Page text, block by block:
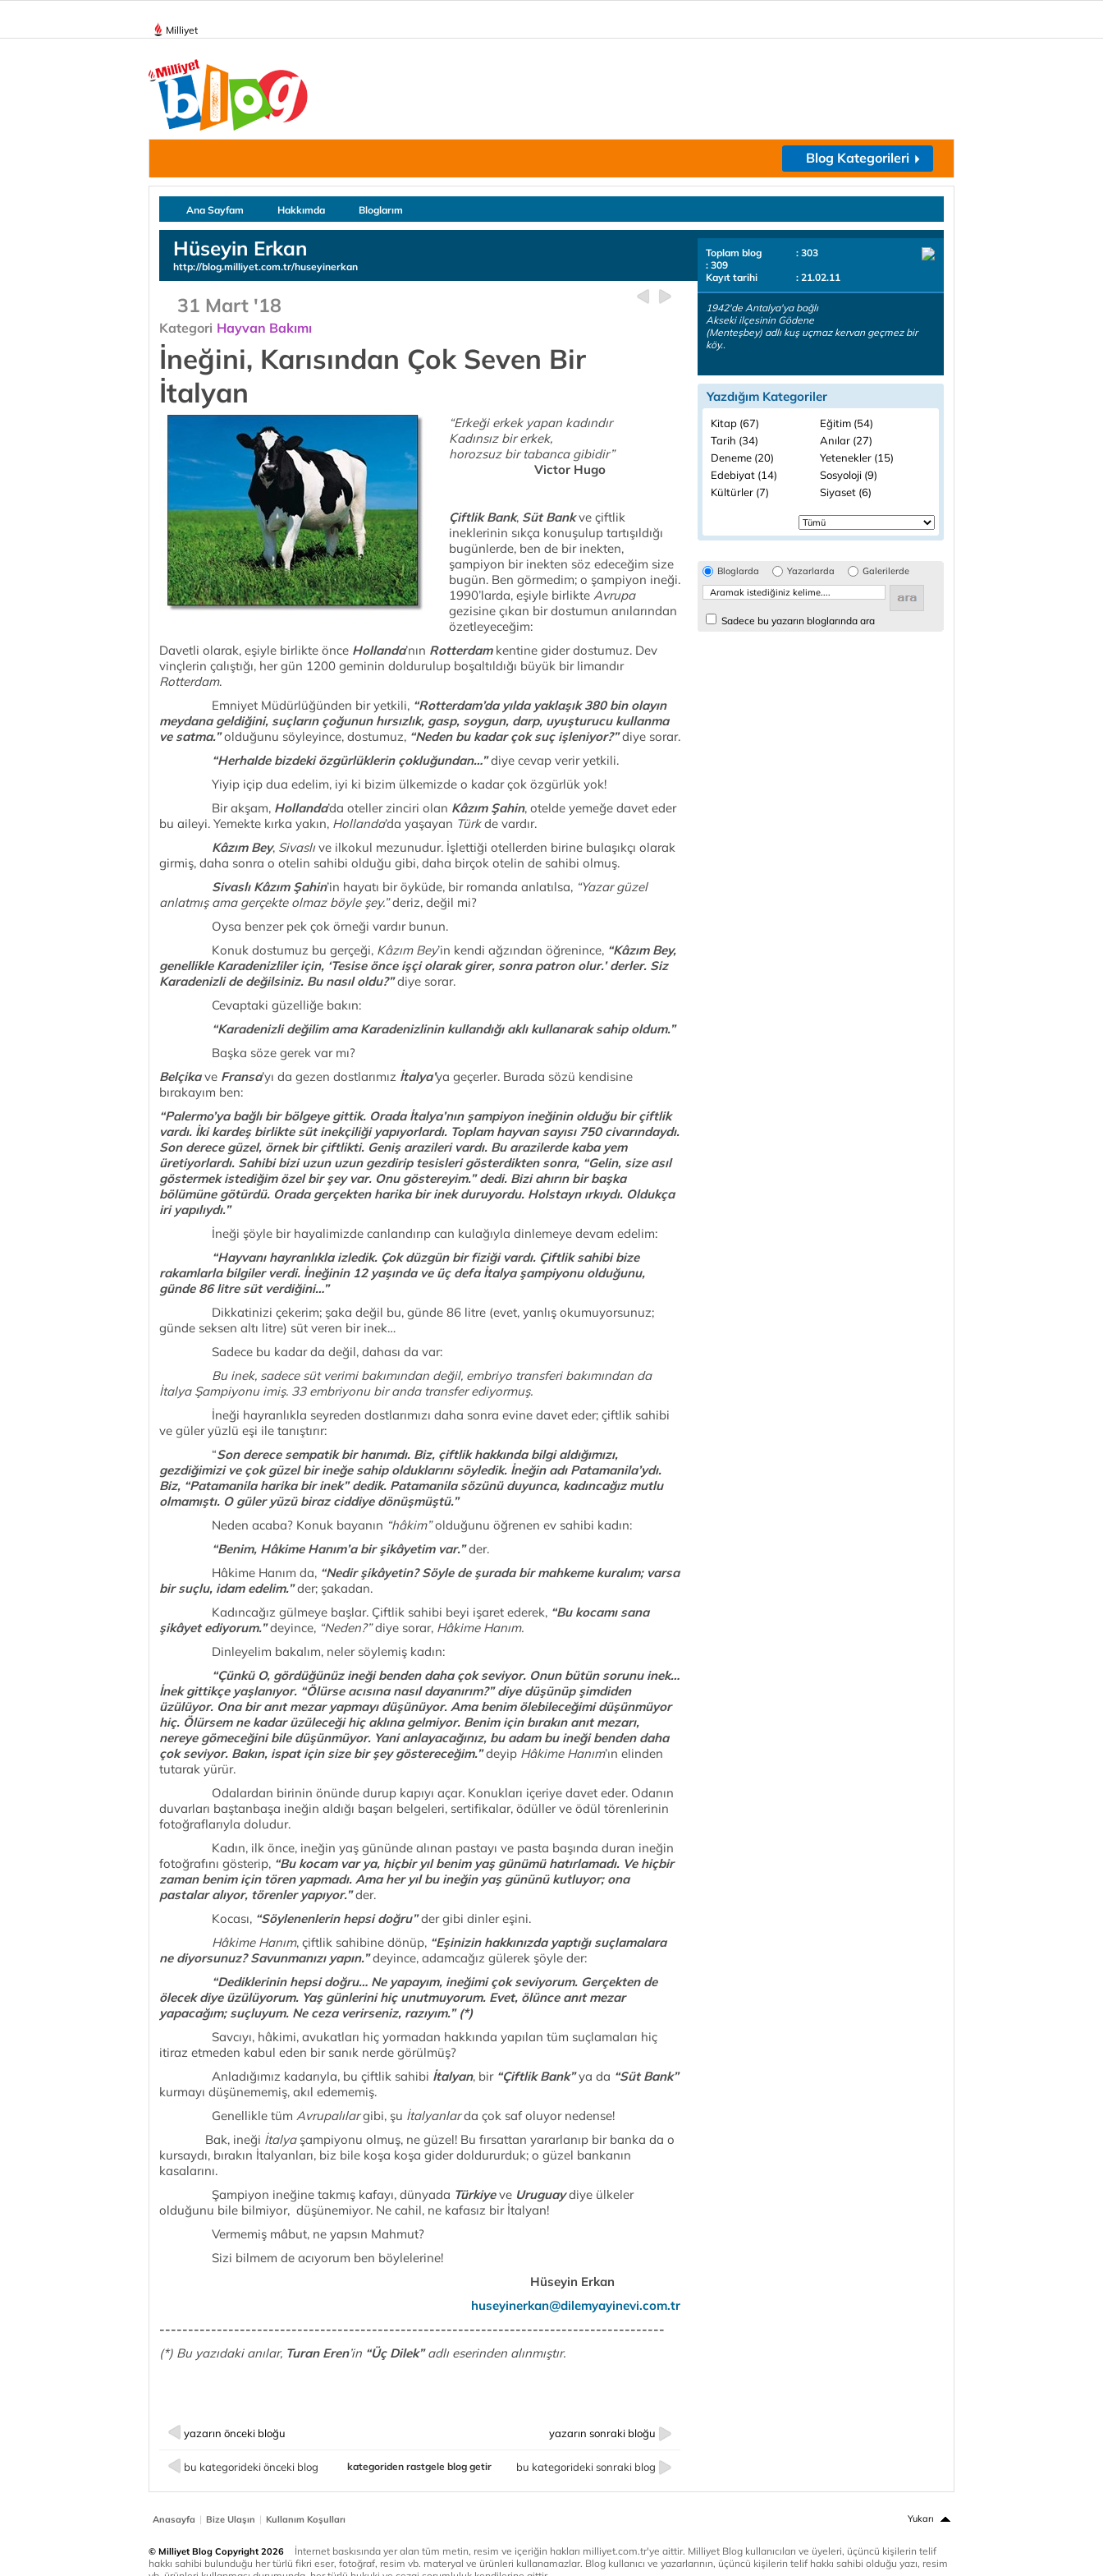
Milliyet
Blog Kategorileri
Ana Sayfam Hakkımda Bloglarım
Hüseyin Erkan
http://blog.milliyet.com.tr/huseyinerkan
31 Mart '18
Kategori Hayvan Bakımı
İneğini, Karısından Çok Seven Bir
İtalyan
“Erkeği erkek yapan kadındır
Kadınsız bir erkek,
horozsuz bir tabanca gibidir”
Victor Hugo
Çiftlik Bank, Süt Bankve çiftlik
ineklerinin sıkça konuşulup tartışıldığı
bugünlerde, ben de bir inekten,
şampiyon bir inekten söz edeceğim size
bugün. Ben görmedim; o şampiyon ineği.
1990’larda, eşiyle birlikte Avrupa
gezisine çıkan bir dostumun anılarından
özetleyeceğim:
Davetli olarak, eşiyle birlikte önce Hollanda’nın Rotterdamkentine gider dostumuz. Dev
vinçlerin çalıştığı, her gün 1200 geminin doldurulup boşaltıldığı büyük bir limandır
Rotterdam.
Emniyet Müdürlüğünden bir yetkili, “Rotterdam’da yılda yaklaşık 380 bin olayın
meydana geldiğini, suçların çoğunun hırsızlık, gasp, soygun, darp, uyuşturucu kullanma
ve satma.”olduğunu söyleyince, dostumuz, “Neden bu kadar çok suç işleniyor?”diye sorar.
“Herhalde bizdeki özgürlüklerin çokluğundan…”diye cevap verir yetkili.
Yiyip içip dua edelim, iyi ki bizim ülkemizde o kadar çok özgürlük yok!
Bir akşam, Hollanda’da oteller zinciri olan Kâzım Şahin, otelde yemeğe davet eder
bu aileyi. Yemekte kırka yakın, Hollanda’da yaşayan Türkde vardır.
Kâzım Bey, Sivaslı ve ilkokul mezunudur. İşlettiği otellerden birine bulaşıkçı olarak
girmiş, daha sonra o otelin sahibi olduğu gibi, daha birçok otelin de sahibi olmuş.
Sivaslı Kâzım Şahin’in hayatı bir öyküde, bir romanda anlatılsa, “Yazar güzel
anlatmış ama gerçekte olmaz böyle şey.”deriz, değil mi?
Oysa benzer pek çok örneği vardır bunun.
Konuk dostumuz bu gerçeği, Kâzım Bey’in kendi ağzından öğrenince, “Kâzım Bey,
genellikle Karadenizliler için, ‘Tesise önce işçi olarak girer, sonra patron olur.’ derler. Siz
Karadenizli de değilsiniz. Bu nasıl oldu?”diye sorar.
Cevaptaki güzelliğe bakın:
“Karadenizli değilim ama Karadenizlinin kullandığı aklı kullanarak sahip oldum.”
Başka söze gerek var mı?
Belçikave Fransa’yı da gezen dostlarımız İtalya’ya geçerler. Burada sözü kendisine
bırakayım ben:
“Palermo’ya bağlı bir bölgeye gittik. Orada İtalya’nın şampiyon ineğinin olduğu bir çiftlik
vardı. İki kardeş birlikte süt inekçiliği yapıyorlardı. Toplam hayvan sayısı 750 civarındaydı.
Son derece güzel, örnek bir çiftlikti. Geniş arazileri vardı. Bu arazilerde kaba yem
üretiyorlardı. Sahibi bizi uzun uzun gezdirip tesisleri gösterdikten sonra, “Gelin, size asıl
göstermek istediğim özel bir şey var. Onu göstereyim.” dedi. Bizi ahırın bir başka
bölümüne götürdü. Orada gerçekten harika bir inek duruyordu. Holstayn ırkıydı. Oldukça
iri yapılıydı.”
İneği şöyle bir hayalimizde canlandırıp can kulağıyla dinlemeye devam edelim:
“Hayvanı hayranlıkla izledik. Çok düzgün bir fiziği vardı. Çiftlik sahibi bize
rakamlarla bilgiler verdi. İneğinin 12 yaşında ve üç defa İtalya şampiyonu olduğunu,
günde 86 litre süt verdiğini…”
Dikkatinizi çekerim; şaka değil bu, günde 86 litre (evet, yanlış okumuyorsunuz;
günde seksen altı litre) süt veren bir inek…
Sadece bu kadar da değil, dahası da var:
Bu inek, sadece süt verimi bakımından değil, embriyo transferi bakımından da
İtalya Şampiyonu imiş. 33 embriyonu bir anda transfer ediyormuş.
İneği hayranlıkla seyreden dostlarımızı daha sonra evine davet eder; çiftlik sahibi
ve güler yüzlü eşi ile tanıştırır:
“Son derece sempatik bir hanımdı. Biz, çiftlik hakkında bilgi aldığımızı,
gezdiğimizi ve çok güzel bir ineğe sahip olduklarını söyledik. İneğin adı Patamanila’ydı.
Biz, “Patamanila harika bir inek” dedik. Patamanila sözünü duyunca, kadıncağız mutlu
olmamıştı. O güler yüzü biraz ciddiye dönüşmüştü.”
Neden acaba? Konuk bayanın “hâkim”olduğunu öğrenen ev sahibi kadın:
“Benim, Hâkime Hanım’a bir şikâyetim var.”der.
Hâkime Hanım da, “Nedir şikâyetin? Söyle de şurada bir mahkeme kuralım; varsa
bir suçlu, idam edelim.”der; şakadan.
Kadıncağız gülmeye başlar. Çiftlik sahibi beyi işaret ederek, “Bu kocamı sana
şikâyet ediyorum.”deyince, “Neden?”diye sorar, Hâkime Hanım.
Dinleyelim bakalım, neler söylemiş kadın:
“Çünkü O, gördüğünüz ineği benden daha çok seviyor. Onun bütün sorunu inek…
İnek gittikçe yaşlanıyor. “Ölürse acısına nasıl dayanırım?” diye düşünüp şimdiden
üzülüyor. Ona bir anıt mezar yapmayı düşünüyor. Ama benim ölebileceğimi düşünmüyor
hiç. Ölürsem ne kadar üzüleceği hiç aklına gelmiyor. Benim için bırakın anıt mezarı,
nereye gömeceğini bile düşünmüyor. Yani anlayacağınız, bu adam bu ineği benden daha
çok seviyor. Bakın, ispat için size bir şey göstereceğim.”deyip Hâkime Hanım’ın elinden
tutarak yürür.
Odalardan birinin önünde durup kapıyı açar. Konukları içeriye davet eder. Odanın
duvarları baştanbaşa ineğin aldığı başarı belgeleri, sertifikalar, ödüller ve ödül törenlerinin
fotoğraflarıyla doludur.
Kadın, ilk önce, ineğin yaş gününde alınan pastayı ve pasta başında duran ineğin
fotoğrafını gösterip, “Bu kocam var ya, hiçbir yıl benim yaş günümü hatırlamadı. Ve hiçbir
zaman benim için tören yapmadı. Ama her yıl bu ineğin yaş gününü kutluyor; ona
pastalar alıyor, törenler yapıyor.”der.
Kocası, “Söylenenlerin hepsi doğru”der gibi dinler eşini.
Hâkime Hanım, çiftlik sahibine dönüp, “Eşinizin hakkınızda yaptığı suçlamalara
ne diyorsunuz? Savunmanızı yapın.”deyince, adamcağız gülerek şöyle der:
“Dediklerinin hepsi doğru… Ne yapayım, ineğimi çok seviyorum. Gerçekten de
ölecek diye üzülüyorum. Yaş günlerini hiç unutmuyorum. Evet, ölünce anıt mezar
yapacağım; suçluyum. Ne ceza verirseniz, razıyım.” (*)
Savcıyı, hâkimi, avukatları hiç yormadan hakkında yapılan tüm suçlamaları hiç
itiraz etmeden kabul eden bir sanık nerde görülmüş?
Anladığımız kadarıyla, bu çiftlik sahibi İtalyan, bir “Çiftlik Bank”ya da “Süt Bank”
kurmayı düşünememiş, akıl edememiş.
Genellikle tüm Avrupalılargibi, şu İtalyanlarda çok saf oluyor nedense!
Bak, ineği İtalya şampiyonu olmuş, ne güzel! Bu fırsattan yararlanıp bir banka da o
kursaydı, bırakın İtalyanları, biz bile koşa koşa gider doldururduk; o güzel bankanın
kasalarını.
Şampiyon ineğine takmış kafayı, dünyada Türkiyeve Uruguaydiye ülkeler
olduğunu bile bilmiyor, düşünemiyor. Ne cahil, ne kafasız bir İtalyan!
Vermemiş mâbut, ne yapsın Mahmut?
Sizi bilmem de acıyorum ben böylelerine!
Hüseyin Erkan
huseyinerkan@dilemyayinevi.com.tr
----------------------------------------------------------------------------------------
(*) Bu yazıdaki anılar, Turan Eren’in “Üç Dilek”adlı eserinden alınmıştır.
yazarın önceki bloğu yazarın sonraki bloğu
bu kategorideki önceki blog bu kategorideki sonraki blog
kategoriden rastgele blog getir
Toplam blog
: 303
: 309
Kayıt tarihi
: 21.02.11
1942'de Antalya'ya bağlı
Akseki ilçesinin Gödene
(Menteşbey) adlı kuş uçmaz kervan geçmez bir
köy..
Yazdığım Kategoriler
Kitap (67)
Eğitim (54)
Tarih (34)
Anılar (27)
Deneme (20)
Yetenekler (15)
Edebiyat (14)
Sosyoloji (9)
Kültürler (7)
Siyaset (6)
Bloglarda Yazarlarda Galerilerde
Sadece bu yazarın bloglarında ara
Anasayfa | Bize Ulaşın | Kullanım Koşulları Yukarı
© Milliyet Blog Copyright 2026
İnternet baskısında yer alan tüm metin, resim ve içeriğin hakları milliyet.com.tr'ye aittir. Milliyet Blog kullanıcıları ve üyeleri, üçüncü kişilerin telif
hakkı sahibi bulunduğu her türlü fikri eser, fotoğraf, resim vb. materyal ve ürünleri kullanamazlar. Blog kullanıcı ve yazarlarının, üçüncü kişilerin telif hakkı sahibi olduğu yazı, resim